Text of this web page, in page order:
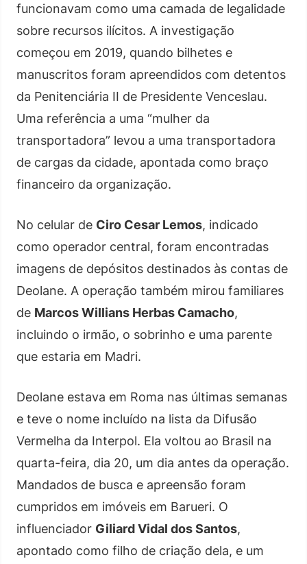
funcionavam como uma camada de legalidade
sobre recursos ilícitos. A investigação
começou em 2019, quando bilhetes e
manuscritos foram apreendidos com detentos
da Penitenciária II de Presidente Venceslau.
Uma referência a uma “mulher da
transportadora” levou a uma transportadora
de cargas da cidade, apontada como braço
financeiro da organização.
No celular de Ciro Cesar Lemos, indicado
como operador central, foram encontradas
imagens de depósitos destinados às contas de
Deolane. A operação também mirou familiares
de Marcos Willians Herbas Camacho,
incluindo o irmão, o sobrinho e uma parente
que estaria em Madri.
Deolane estava em Roma nas últimas semanas
e teve o nome incluído na lista da Difusão
Vermelha da Interpol. Ela voltou ao Brasil na
quarta-feira, dia 20, um dia antes da operação.
Mandados de busca e apreensão foram
cumpridos em imóveis em Barueri. O
influenciador Giliard Vidal dos Santos,
apontado como filho de criação dela, e um